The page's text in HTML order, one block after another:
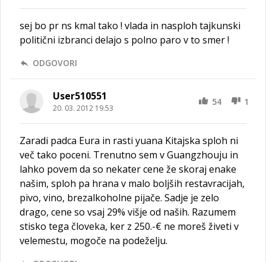
sej bo pr ns kmal tako ! vlada in nasploh tajkunski
politični izbranci delajo s polno paro v to smer !
ODGOVORI
User510551
20. 03. 2012 19.53
54 1
Zaradi padca Eura in rasti yuana Kitajska sploh ni
več tako poceni. Trenutno sem v Guangzhouju in
lahko povem da so nekater cene že skoraj enake
našim, sploh pa hrana v malo boljših restavracijah,
pivo, vino, brezalkoholne pijače. Sadje je zelo
drago, cene so vsaj 29% višje od naših. Razumem
stisko tega človeka, ker z 250.-€ ne moreš živeti v
velemestu, mogoče na podeželju.